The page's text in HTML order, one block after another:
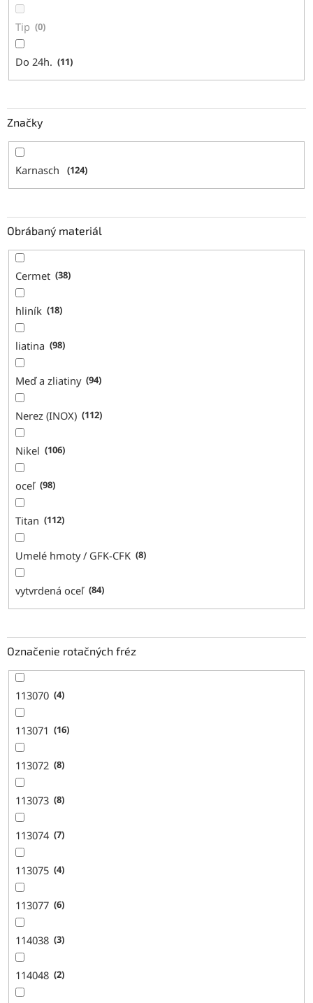
Tip 0
Do 24h. 11
Značky
Karnasch 124
Obrábaný materiál
Cermet 38
hliník 18
liatina 98
Meď a zliatiny 94
Nerez (INOX) 112
Nikel 106
oceľ 98
Titan 112
Umelé hmoty / GFK-CFK 8
vytvrdená oceľ 84
Označenie rotačných fréz
113070 4
113071 16
113072 8
113073 8
113074 7
113075 4
113077 6
114038 3
114048 2